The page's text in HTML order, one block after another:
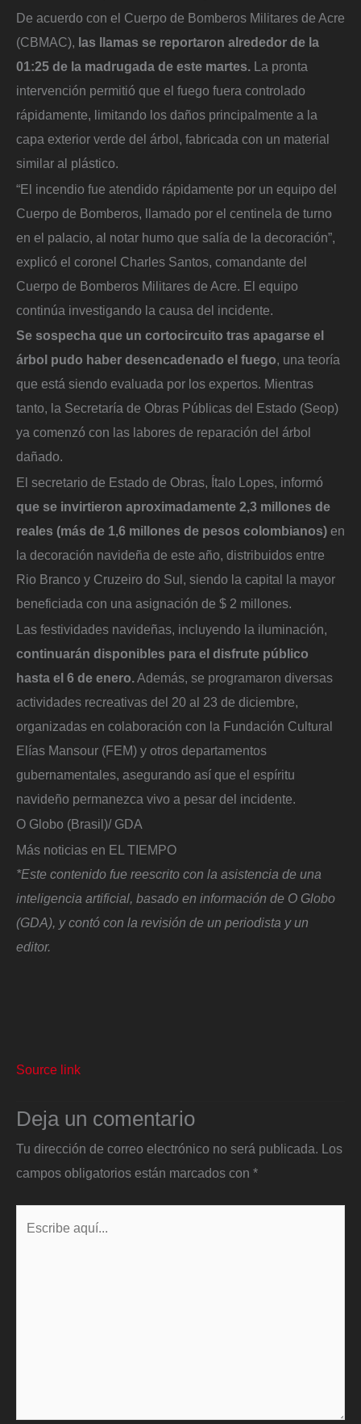
De acuerdo con el Cuerpo de Bomberos Militares de Acre
(CBMAC), las llamas se reportaron alrededor de la
01:25 de la madrugada de este martes. La pronta
intervención permitió que el fuego fuera controlado
rápidamente, limitando los daños principalmente a la
capa exterior verde del árbol, fabricada con un material
similar al plástico.
“El incendio fue atendido rápidamente por un equipo del
Cuerpo de Bomberos, llamado por el centinela de turno
en el palacio, al notar humo que salía de la decoración”,
explicó el coronel Charles Santos, comandante del
Cuerpo de Bomberos Militares de Acre. El equipo
continúa investigando la causa del incidente.
Se sospecha que un cortocircuito tras apagarse el
árbol pudo haber desencadenado el fuego, una teoría
que está siendo evaluada por los expertos. Mientras
tanto, la Secretaría de Obras Públicas del Estado (Seop)
ya comenzó con las labores de reparación del árbol
dañado.
El secretario de Estado de Obras, Ítalo Lopes, informó
que se invirtieron aproximadamente 2,3 millones de
reales (más de 1,6 millones de pesos colombianos) en
la decoración navideña de este año, distribuidos entre
Rio Branco y Cruzeiro do Sul, siendo la capital la mayor
beneficiada con una asignación de $ 2 millones.
Las festividades navideñas, incluyendo la iluminación,
continuarán disponibles para el disfrute público
hasta el 6 de enero. Además, se programaron diversas
actividades recreativas del 20 al 23 de diciembre,
organizadas en colaboración con la Fundación Cultural
Elías Mansour (FEM) y otros departamentos
gubernamentales, asegurando así que el espíritu
navideño permanezca vivo a pesar del incidente.
O Globo (Brasil)/ GDA
Más noticias en EL TIEMPO
*Este contenido fue reescrito con la asistencia de una
inteligencia artificial, basado en información de O Globo
(GDA), y contó con la revisión de un periodista y un
editor.
Source link
Deja un comentario
Tu dirección de correo electrónico no será publicada. Los
campos obligatorios están marcados con *